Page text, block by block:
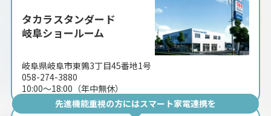
タカラスタンダード
岐阜ショールーム
岐阜県岐阜市東鶉3丁目45番地1号
058-274-3880
10:00〜18:00（年中無休）
先進機能重視の方にはスマート家電連携を